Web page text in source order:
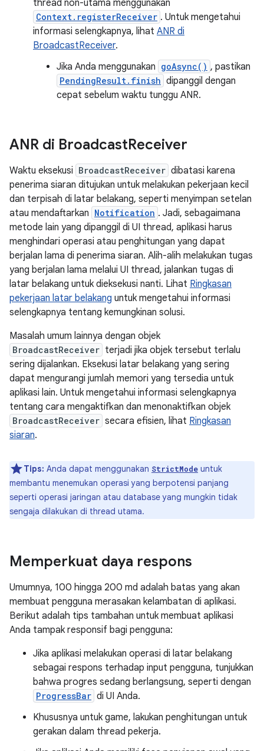
thread non-utama menggunakan
Context.registerReceiver . Untuk mengetahui
informasi selengkapnya, lihat ANR di
BroadcastReceiver.
Jika Anda menggunakan goAsync() , pastikan
PendingResult.finish dipanggil dengan
cepat sebelum waktu tunggu ANR.
ANR di BroadcastReceiver
Waktu eksekusi BroadcastReceiver dibatasi karena
penerima siaran ditujukan untuk melakukan pekerjaan kecil
dan terpisah di latar belakang, seperti menyimpan setelan
atau mendaftarkan Notification . Jadi, sebagaimana
metode lain yang dipanggil di UI thread, aplikasi harus
menghindari operasi atau penghitungan yang dapat
berjalan lama di penerima siaran. Alih-alih melakukan tugas
yang berjalan lama melalui UI thread, jalankan tugas di
latar belakang untuk dieksekusi nanti. Lihat Ringkasan
pekerjaan latar belakang untuk mengetahui informasi
selengkapnya tentang kemungkinan solusi.
Masalah umum lainnya dengan objek
BroadcastReceiver terjadi jika objek tersebut terlalu
sering dijalankan. Eksekusi latar belakang yang sering
dapat mengurangi jumlah memori yang tersedia untuk
aplikasi lain. Untuk mengetahui informasi selengkapnya
tentang cara mengaktifkan dan menonaktifkan objek
BroadcastReceiver secara efisien, lihat Ringkasan
siaran.
Tips: Anda dapat menggunakan StrictMode untuk
membantu menemukan operasi yang berpotensi panjang
seperti operasi jaringan atau database yang mungkin tidak
sengaja dilakukan di thread utama.
Memperkuat daya respons
Umumnya, 100 hingga 200 md adalah batas yang akan
membuat pengguna merasakan kelambatan di aplikasi.
Berikut adalah tips tambahan untuk membuat aplikasi
Anda tampak responsif bagi pengguna:
Jika aplikasi melakukan operasi di latar belakang
sebagai respons terhadap input pengguna, tunjukkan
bahwa progres sedang berlangsung, seperti dengan
ProgressBar di UI Anda.
Khususnya untuk game, lakukan penghitungan untuk
gerakan dalam thread pekerja.